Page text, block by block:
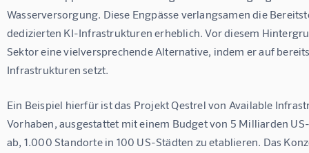
Wasserversorgung. Diese Engpässe verlangsamen die
dedizierten KI-Infrastrukturen erheblich. Vor diesem
Sektor eine vielversprechende Alternative, indem er auf
Infrastrukturen setzt.
Ein Beispiel hierfür ist das Projekt Qestrel von Available
Vorhaben, ausgestattet mit einem Budget von 5 Milliarden
ab, 1.000 Standorte in 100 US-Städten zu etablieren. Das